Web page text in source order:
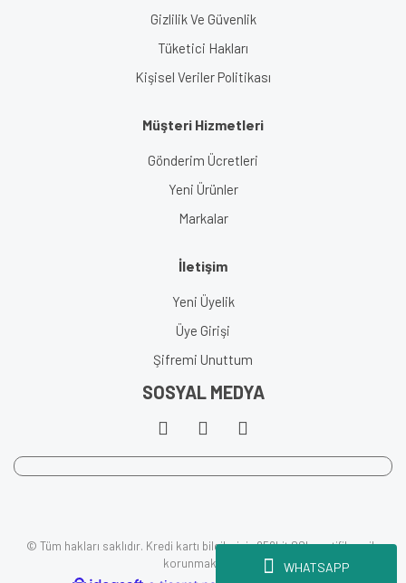
WHATSAPP
Gizlilik Ve Güvenlik
Tüketici Hakları
Kişisel Veriler Politikası
Müşteri Hizmetleri
Gönderim Ücretleri
Yeni Ürünler
Markalar
İletişim
Yeni Üyelik
Üye Girişi
Şifremi Unuttum
SOSYAL MEDYA
© Tüm hakları saklıdır. Kredi kartı bilgileriniz 256bit SSL sertifikası ile
korunmaktadır.